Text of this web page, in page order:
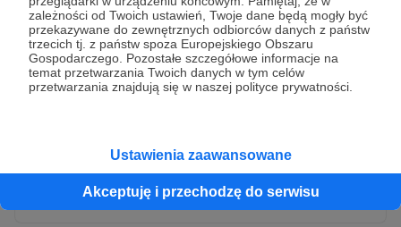
zależności od Twoich ustawień, Twoje dane będą mogły być
przekazywane do zewnętrznych odbiorców danych z państw
trzecich tj. z państw spoza Europejskiego Obszaru
Gospodarczego. Pozostałe szczegółowe informacje na
temat przetwarzania Twoich danych w tym celów
przetwarzania znajdują się w naszej polityce prywatności.
Ustawienia zaawansowane
Akceptuję i przechodzę do serwisu
* Wyrażam zgodę na przetwarzanie moich danych
osobowych przez Patronite
Administratorem Twoich danych osobowych jest Crowd8 sp. z o.o.
z siedziba w Warszawie, ul. Żwirki i Wigury 16, 02-092 Warszawa.
Twoje dane osobowe będą przetwarzane w szczególności w celu
wykonania umowy zawartej z Tobą, w tym do umożliwienia
Gwarantujemy spełnienie wszystkich Twoich praw wynikających
z ogólnego rozporządzenia o ochronie danych, tj. prawo dostępu,
sprostowania oraz usunięcia Twoich danych, ograniczenia ich
rozwiń zgodę
Wyślij zgłoszenie